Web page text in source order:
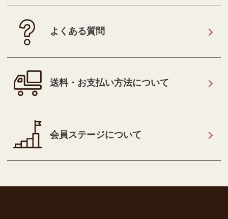
よくある質問
送料・お支払い方法について
会員ステージについて